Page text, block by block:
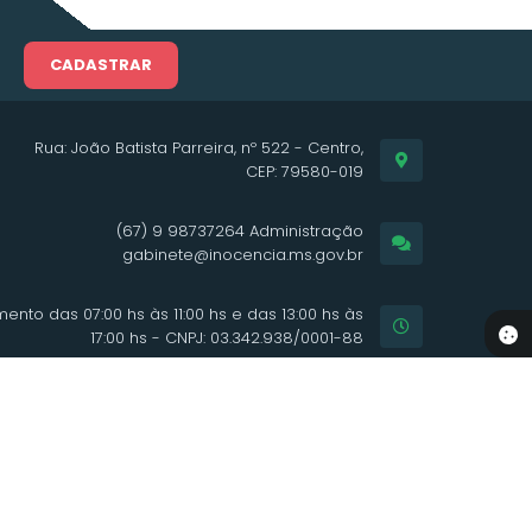
CADASTRAR
Rua: João Batista Parreira, nº 522 - Centro,
CEP: 79580-019
(67) 9 98737264 Administração
gabinete@inocencia.ms.gov.br
das 07:00 hs às 11:00 hs e das 13:00 hs às
17:00 hs - CNPJ: 03.342.938/0001-88